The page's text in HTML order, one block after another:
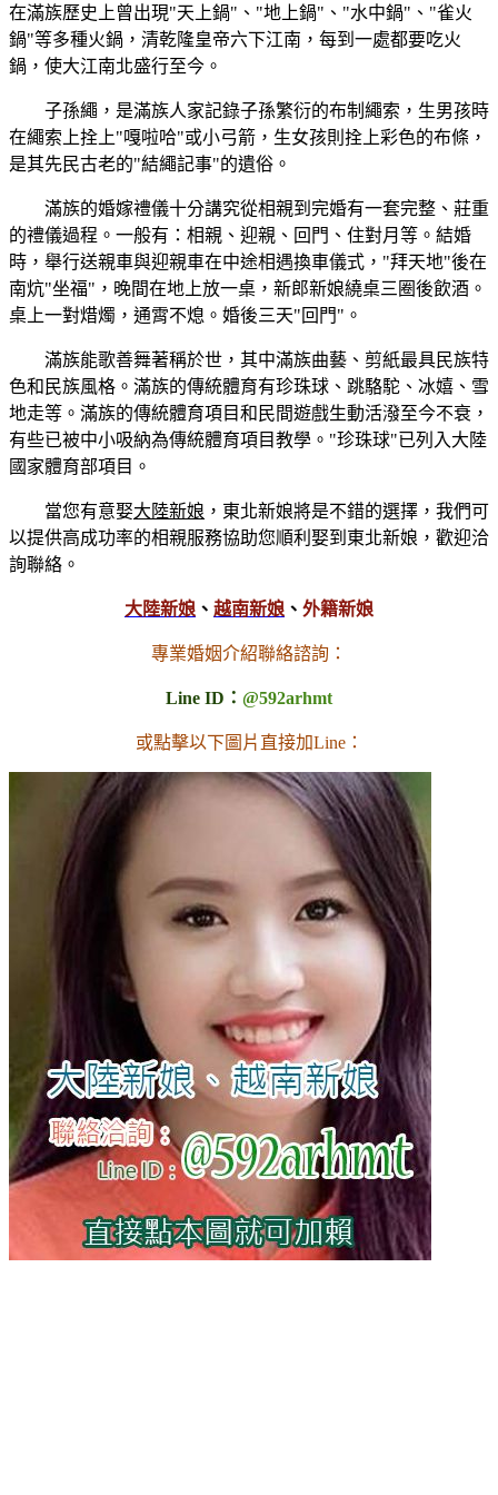
在滿族歷史上曾出現"天上鍋"、"地上鍋"、"水中鍋"、"雀火
鍋"等多種火鍋，清乾隆皇帝六下江南，每到一處都要吃火
鍋，使大江南北盛行至今。
子孫繩，是滿族人家記錄子孫繁衍的布制繩索，生男孩時
在繩索上拴上"嘎啦哈"或小弓箭，生女孩則拴上彩色的布條，
是其先民古老的"結繩記事"的遺俗。
滿族的婚嫁禮儀十分講究從相親到完婚有一套完整、莊重
的禮儀過程。一般有：相親、迎親、回門、住對月等。結婚
時，舉行送親車與迎親車在中途相遇換車儀式，"拜天地"後在
南炕"坐福"，晚間在地上放一桌，新郎新娘繞桌三圈後飲酒。
桌上一對焟燭，通霄不熄。婚後三天"回門"。
滿族能歌善舞著稱於世，其中滿族曲藝、剪紙最具民族特
色和民族風格。滿族的傳統體育有珍珠球、跳駱駝、冰嬉、雪
地走等。滿族的傳統體育項目和民間遊戲生動活潑至今不衰，
有些已被中小吸納為傳統體育項目教學。"珍珠球"已列入大陸
國家體育部項目。
當您有意娶大陸新娘 ，東北新娘將是不錯的選擇，我們可
以提供高成功率的相親服務協助您順利娶到東北新娘，歡迎洽
詢聯絡。
大陸新娘 、 越南新娘 、 外籍新娘
專業婚姻介紹聯絡諮詢：
Line ID： @592arhmt
或點擊以下圖片直接加Line：